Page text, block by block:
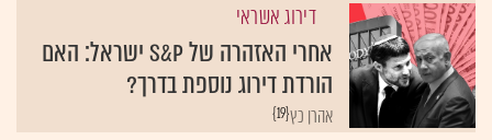
דירוג אשראי
אחרי האזהרה של S&P ישראל: האם
הורדת דירוג נוספת בדרך?
{19}אהרן כץ